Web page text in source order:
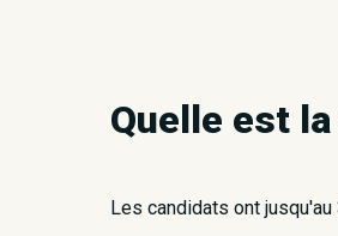
Quelle est
Les candidats ont